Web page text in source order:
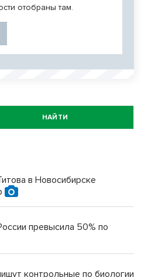
отобраны там.
НАЙТИ
в Новосибирске
превысила 50% по
контрольные по биологии